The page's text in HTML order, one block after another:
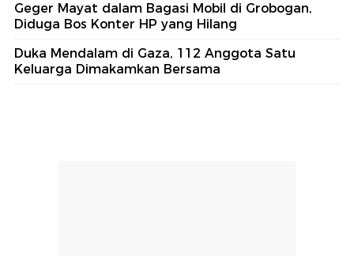
Geger Mayat dalam Bagasi Mobil di Grobogan,
Diduga Bos Konter HP yang Hilang
Duka Mendalam di Gaza, 112 Anggota Satu
Keluarga Dimakamkan Bersama